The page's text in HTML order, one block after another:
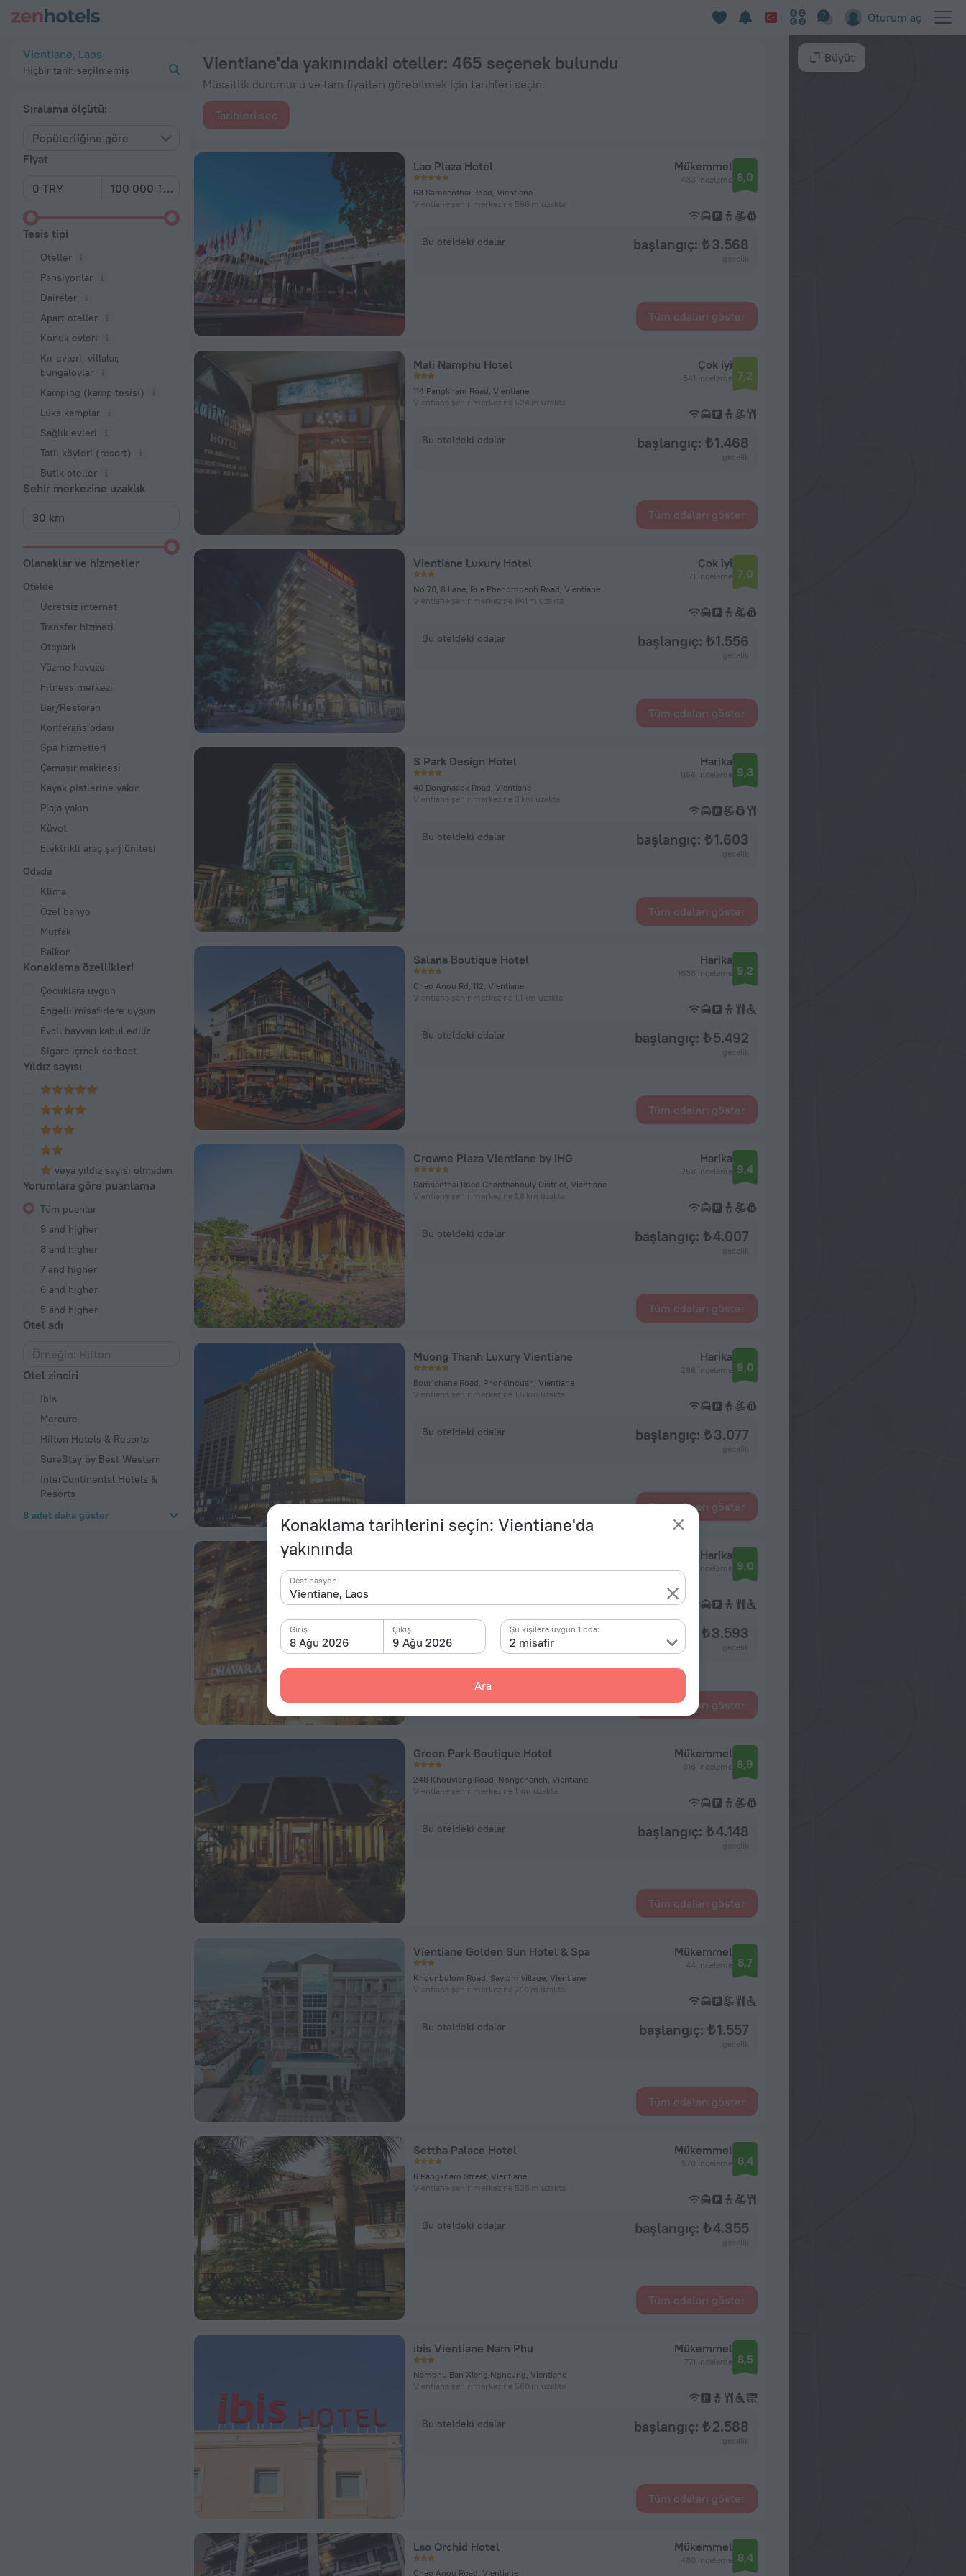
Oturum aç
Konaklama tarihlerini seçin: Vientiane'da
yakınında
Destinasyon
8 Ağu 2026
Giriş
9 Ağu 2026
Çıkış
2 misafir
Şu kişilere uygun 1 oda:
Ara
Vientiane, Laos
Hiçbir tarih seçilmemiş
Sıralama ölçütü:
Popülerliğine göre
Fiyat
Tesis tipi
Oteller
Pansiyonlar
Daireler
Apart oteller
Konuk evleri
Kır evleri, villalar,
bungalovlar
Kamping (kamp tesisi)
Lüks kamplar
Sağlık evleri
Tatil köyleri (resort)
Butik oteller
Şehir merkezine uzaklık
Olanaklar ve hizmetler
Otelde
Ücretsiz internet
Transfer hizmeti
Otopark
Yüzme havuzu
Fitness merkezi
Bar/Restoran
Konferans odası
Spa hizmetleri
Çamaşır makinesi
Kayak pistlerine yakın
Plaja yakın
Küvet
Elektrikli araç şarj ünitesi
Odada
Klima
Özel banyo
Mutfak
Balkon
Konaklama özellikleri
Çocuklara uygun
Engelli misafirlere uygun
Evcil hayvan kabul edilir
Sigara içmek serbest
Yıldız sayısı
veya yıldız sayısı olmadan
Yorumlara göre puanlama
Tüm puanlar
9 and higher
8 and higher
7 and higher
6 and higher
5 and higher
Otel adı
Otel zinciri
Ibis
Mercure
Hilton Hotels & Resorts
SureStay by Best Western
InterContinental Hotels &
Resorts
8 adet daha göster
Vientiane'da yakınındaki oteller: 465 seçenek bulundu
Müsaitlik durumunu ve tam fiyatları görebilmek için tarihleri seçin.
Tarihleri seç
Lao Plaza Hotel
63 Samsenthai Road, Vientiane
Vientiane şehir merkezine 560 m uzakta
Mükemmel
433 inceleme 8,0
Bu oteldeki odalar başlangıç: ₺ 3.568
Tüm odaları göster
Mali Namphu Hotel
114 Pangkham Road, Vientiane
Vientiane şehir merkezine 524 m uzakta
Çok iyi
541 inceleme 7,2
Bu oteldeki odalar başlangıç: ₺ 1.468
Tüm odaları göster
Vientiane Luxury Hotel
No 70, 8 Lane, Rue Phanompenh Road, Vientiane
Vientiane şehir merkezine 941 m uzakta
Çok iyi
71 inceleme 7,0
Bu oteldeki odalar başlangıç: ₺ 1.556
Tüm odaları göster
S Park Design Hotel
40 Dongnasok Road, Vientiane
Vientiane şehir merkezine 3 km uzakta
Harika
1156 inceleme 9,3
Bu oteldeki odalar başlangıç: ₺ 1.603
Tüm odaları göster
Salana Boutique Hotel
Chao Anou Rd, 112, Vientiane
Vientiane şehir merkezine 1,1 km uzakta
Harika
1638 inceleme 9,2
Bu oteldeki odalar başlangıç: ₺ 5.492
Tüm odaları göster
Crowne Plaza Vientiane by IHG
Samsenthai Road Chanthabouly District, Vientiane
Vientiane şehir merkezine 1,8 km uzakta
Harika
753 inceleme 9,4
Bu oteldeki odalar başlangıç: ₺ 4.007
Tüm odaları göster
Muong Thanh Luxury Vientiane
Bourichane Road, Phonsinouan, Vientiane
Vientiane şehir merkezine 1,5 km uzakta
Harika
286 inceleme 9,0
Bu oteldeki odalar başlangıç: ₺ 3.077
Tüm odaları göster
Harika
446 inceleme 9,0
Bu oteldeki odalar başlangıç: ₺ 3.593
Tüm odaları göster
Green Park Boutique Hotel
248 Khouvieng Road, Nongchanch, Vientiane
Vientiane şehir merkezine 1 km uzakta
Mükemmel
816 inceleme 8,9
Bu oteldeki odalar başlangıç: ₺ 4.148
Tüm odaları göster
Vientiane Golden Sun Hotel & Spa
Khounbulom Road, Saylom village, Vientiane
Vientiane şehir merkezine 790 m uzakta
Mükemmel
44 inceleme 8,7
Bu oteldeki odalar başlangıç: ₺ 1.557
Tüm odaları göster
Settha Palace Hotel
6 Pangkham Street, Vientiane
Vientiane şehir merkezine 535 m uzakta
Mükemmel
570 inceleme 8,4
Bu oteldeki odalar başlangıç: ₺ 4.355
Tüm odaları göster
ibis Vientiane Nam Phu
Namphu Ban Xieng Ngneung, Vientiane
Vientiane şehir merkezine 560 m uzakta
Mükemmel
771 inceleme 8,5
Bu oteldeki odalar başlangıç: ₺ 2.588
Tüm odaları göster
Lao Orchid Hotel
Chao Anou Road, Vientiane
Mükemmel
480 inceleme 8,4
Büyüt
En İyi 20 Vientiane'da yakınındaki oteller 2026 minimum ₺ 706 fiyatla - Hemen ZenHotels.com Üzerinden Yer Ayırt